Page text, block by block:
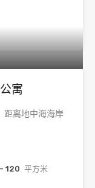
寓
距离地中海海岸
120 平方米